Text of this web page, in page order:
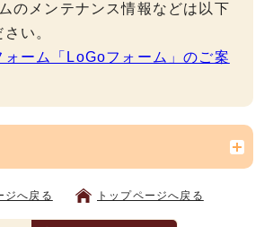
のメンテナンス情報などは以下
い。
ォーム「LoGoフォーム」のご案
ジへ戻る トップページへ戻る